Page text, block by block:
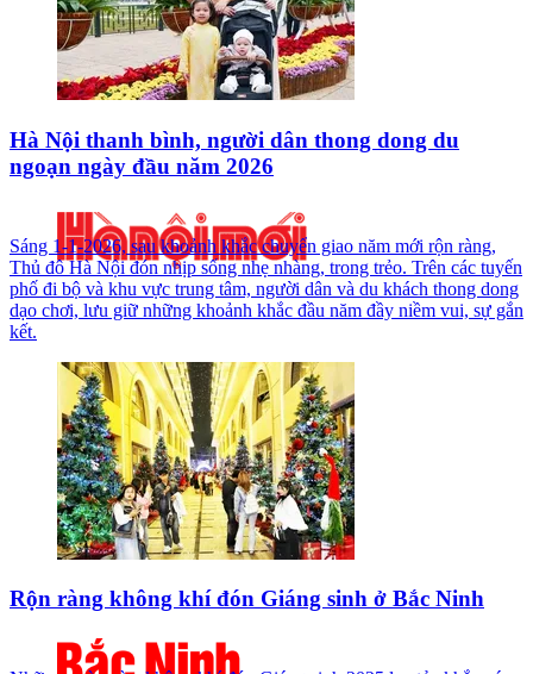
Hà Nội thanh bình, người dân thong dong du
ngoạn ngày đầu năm 2026
Sáng 1-1-2026, sau khoảnh khắc chuyển giao năm mới rộn ràng,
Thủ đô Hà Nội đón nhịp sống nhẹ nhàng, trong trẻo. Trên các tuyến
phố đi bộ và khu vực trung tâm, người dân và du khách thong dong
dạo chơi, lưu giữ những khoảnh khắc đầu năm đầy niềm vui, sự gắn
kết.
Rộn ràng không khí đón Giáng sinh ở Bắc Ninh